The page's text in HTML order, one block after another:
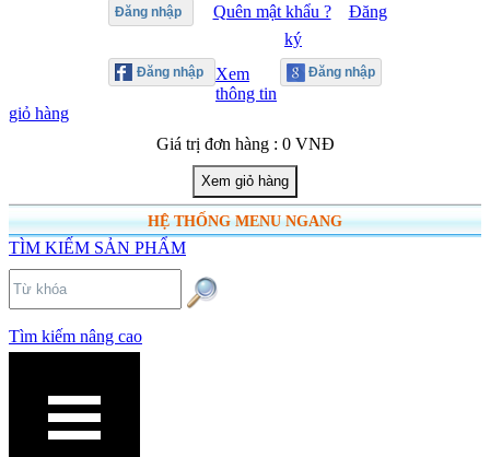
Đăng nhập Quên mật khẩu ?
Đăng
ký
Xem
thông tin
giỏ hàng
Giá trị đơn hàng : 0 VNĐ
HỆ THỐNG MENU NGANG
TÌM KIẾM SẢN PHẨM
Tìm kiếm nâng cao